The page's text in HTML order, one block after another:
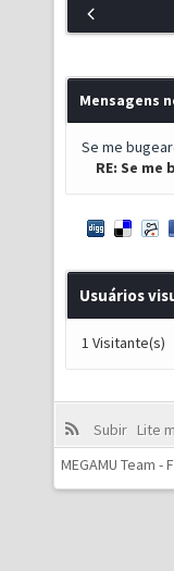
Mensagens
Se me
RE: Se
Usuários
1 Visitante(s)
Subir Lite
MEGAMU Team